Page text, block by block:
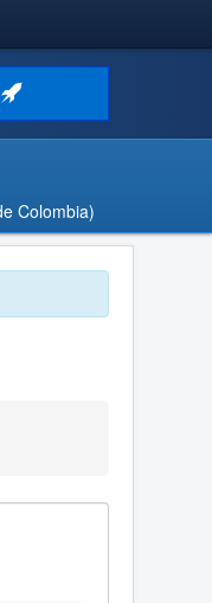
Colombia)